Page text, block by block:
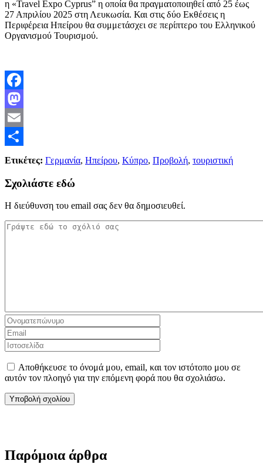
η «Travel Expo Cyprus” η οποία θα πραγματοποιηθεί από 25 έως
27 Απριλίου 2025 στη Λευκωσία. Και στις δύο Εκθέσεις η
Περιφέρεια Ηπείρου θα συμμετάσχει σε περίπτερο του Ελληνικού
Οργανισμού Τουρισμού.
Facebook
Mastodon
Email
Μοιραστείτε
Ετικέτες: Γερμανία, Ηπείρου, Κύπρο, Προβολή, τουριστική
Σχολιάστε εδώ
Η διεύθυνση του email σας δεν θα δημοσιευθεί.
Αποθήκευσε το όνομά μου, email, και τον ιστότοπο μου σε
αυτόν τον πλοηγό για την επόμενη φορά που θα σχολιάσω.
Παρόμοια άρθρα